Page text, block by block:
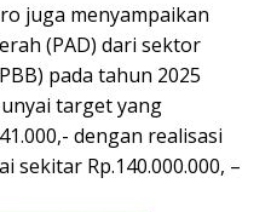
juga menyampaikan
(PAD) dari sektor
pada tahun 2025
target yang
dengan realisasi
sekitar Rp.140.000.000, –